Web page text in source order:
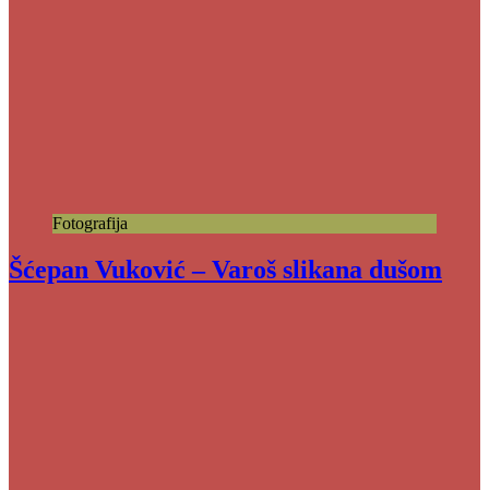
Fotografija
Šćepan Vuković – Varoš slikana dušom